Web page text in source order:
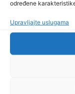
određene
Upravljajte uslugama
Na području Kladnja